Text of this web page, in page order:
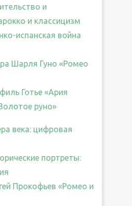
и
и классицизм
испанская война
Шарля Гуно «Ромео
Готье «Ария
руно»
века: цифровая
портреты:
Прокофьев «Ромео и